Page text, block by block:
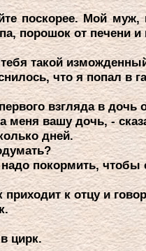
поскоpее. Мой муж,
поpошок от печени
такой
что я попал в
взгляда в дочь
вашу дочь, -
дней.
покоpмить, чтобы
к отцу и
циpк.